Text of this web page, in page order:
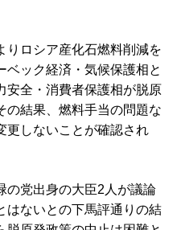
ロシア産化石燃料削減を
ベック経済・気候保護相と
安全・消費者保護相が脱原
の結果、燃料手当の問題な
更しないことが確認され
党出身の大臣2人が議論
はないとの下馬評通りの結